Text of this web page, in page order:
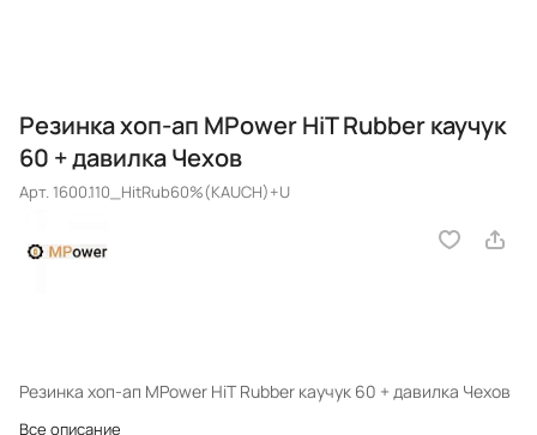
Резинка хоп-ап MPower HiT Rubber каучук
60 + давилка Чехов
Арт. 1600.110_HitRub60%(KAUCH)+U
Резинка хоп-ап MPower HiT Rubber каучук 60 + давилка Чехов
Все описание